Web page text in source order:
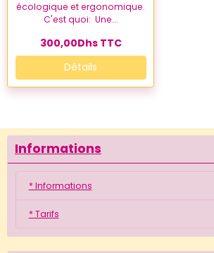
écologique et ergonomique.
C'est quoi: Une...
300,00Dhs TTC
Détails
Informations
* Informations
* Tarifs